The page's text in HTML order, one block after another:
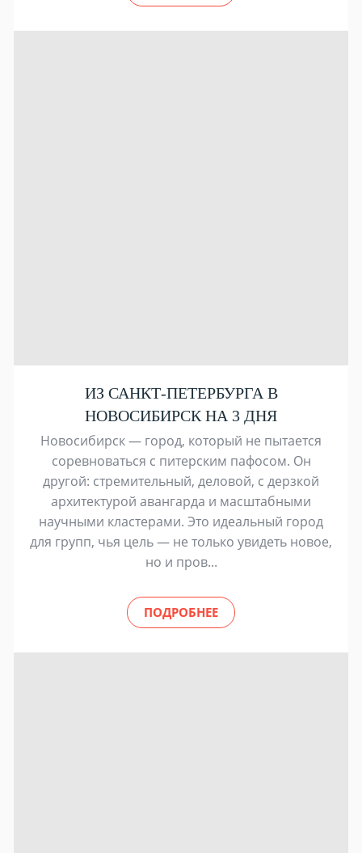
ИЗ САНКТ-ПЕТЕРБУРГА В
НОВОСИБИРСК НА 3 ДНЯ
Новосибирск — город, который не пытается
соревноваться с питерским пафосом. Он
другой: стремительный, деловой, с дерзкой
архитектурой авангарда и масштабными
научными кластерами. Это идеальный город
для групп, чья цель — не только увидеть новое,
но и пров...
ПОДРОБНЕЕ